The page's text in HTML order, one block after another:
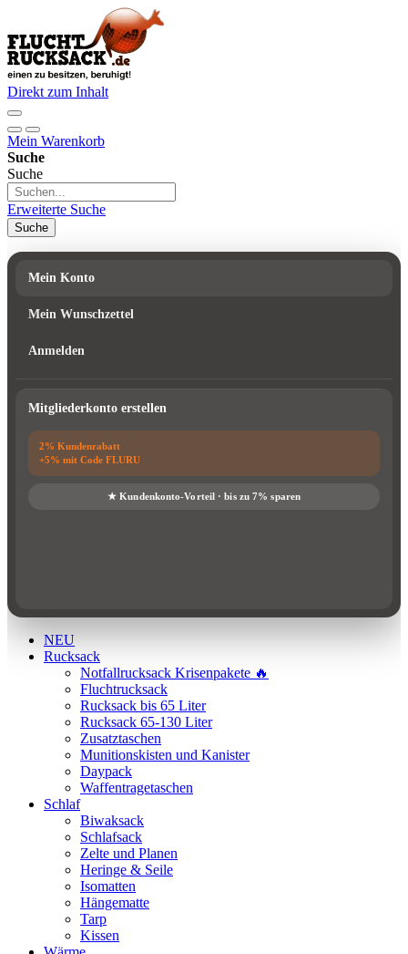
Direkt zum Inhalt
Mein Warenkorb
Suche
Suche
Erweiterte Suche
Suche
Mein Konto
Mein Wunschzettel
Anmelden
Mitgliederkonto erstellen
NEU
Rucksack
Notfallrucksack Krisenpakete 🔥
Fluchtrucksack
Rucksack bis 65 Liter
Rucksack 65-130 Liter
Zusatztaschen
Munitionskisten und Kanister
Daypack
Waffentragetaschen
Schlaf
Biwaksack
Schlafsack
Zelte und Planen
Heringe & Seile
Isomatten
Hängematte
Tarp
Kissen